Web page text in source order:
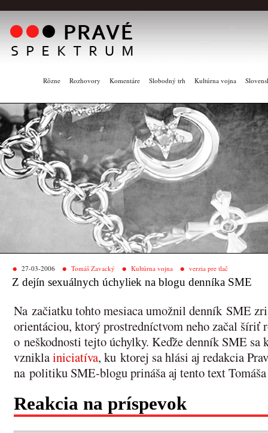
Rôzne Rozhovory Komentáre Slobodný trh Kultúrna vojna
27-03-2006 Tomáš Zavacký Kultúrna vojna verzia pre tlač
Z dejín sexuálnych úchyliek na blogu denníka SME
Na začiatku tohto mesiaca umožnil denník SME
orientáciou, ktorý prostredníctvom neho začal šíriť
o neškodnosti tejto úchylky. Keďže denník SME
vzniklainiciatíva, ku ktorej sa hlási aj redakcia
na politiku SME-blogu prináša aj tento text
Reakcia na príspevok